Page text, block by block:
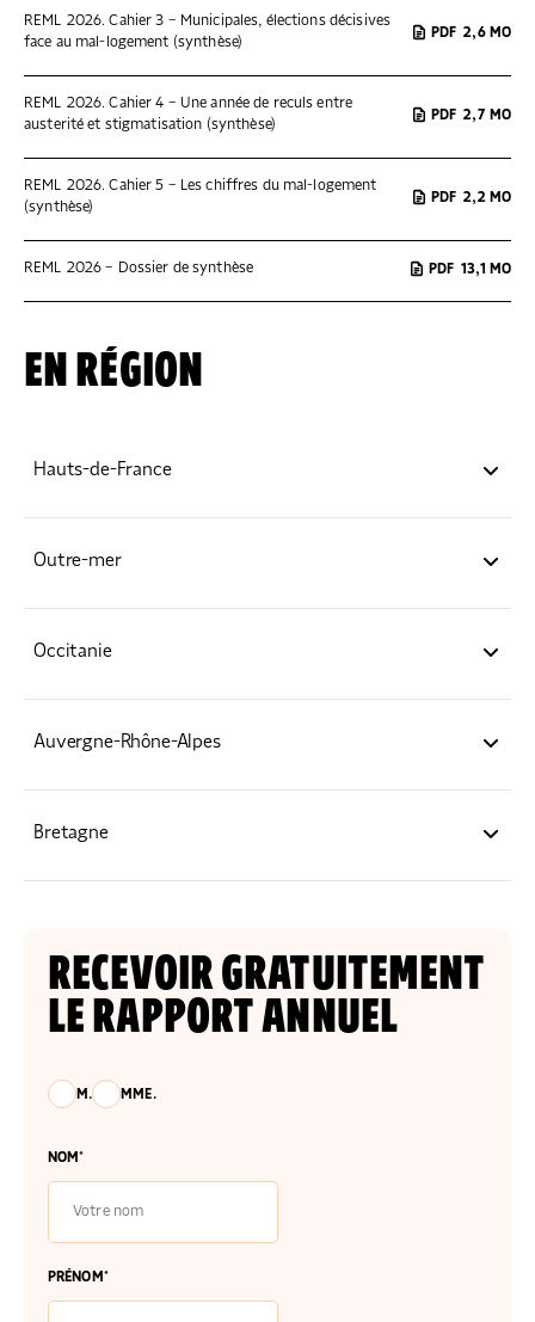
REML 2026. Cahier 3 – Municipales, élections décisives
face au mal-logement (synthèse)
PDF 2,6 MO
REML 2026. Cahier 4 – Une année de reculs entre
austerité et stigmatisation (synthèse)
PDF 2,7 MO
REML 2026. Cahier 5 – Les chiffres du mal-logement
(synthèse)
PDF 2,2 MO
REML 2026 – Dossier de synthèse PDF 13,1 MO
EN RÉGION
Hauts-de-France
Municipales 2026 : six ans pour lutter contre le mal-
logement
Outre-mer
Éclairage régional : le mal-logement dans les Outre-mer.
Éclairage régional : le mal-logement à La Réunion –
Occitanie
Éclairage régional : Synthèse
Éclairage régional : l’étude
Auvergne-Rhône-Alpes
Éclairage régional
Bretagne
Éclairage régional
RECEVOIR GRATUITEMENT
LE RAPPORT ANNUEL
M. MME.
NOM*
PRÉNOM*